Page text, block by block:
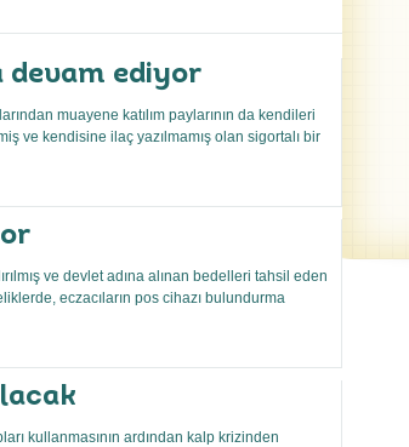
devam ediyor
muayene katılım paylarının da kendileri
ve kendisine ilaç yazılmamış olan sigortalı bir
ve devlet adına alınan bedelleri tahsil eden
eczacıların pos cihazı bulundurma
kullanmasının ardından kalp krizinden